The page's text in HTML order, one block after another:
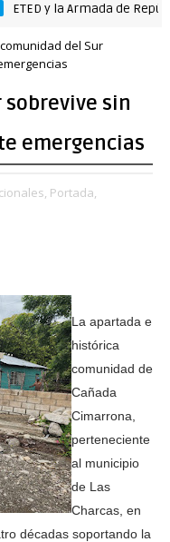
y la Armada de
del Sur
sobrevive sin
emergencias
Portada,
La apartada e
histórica
comunidad de
Cañada
Cimarrona,
perteneciente
al municipio
de Las
Charcas, en
décadas soportando la